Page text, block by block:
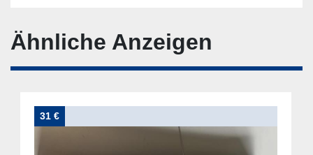
Ähnliche Anzeigen
31 €